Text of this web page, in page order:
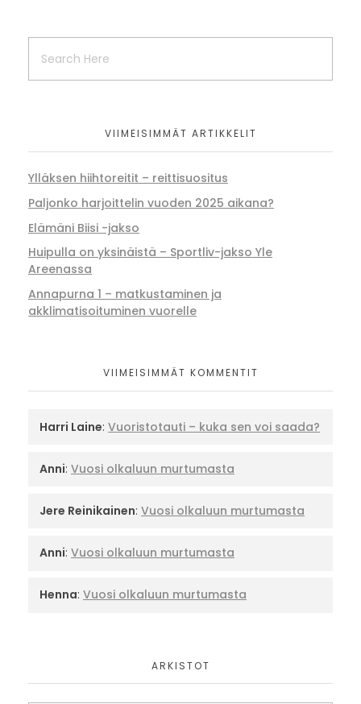
VIIMEISIMMÄT ARTIKKELIT
Ylläksen hiihtoreitit – reittisuositus
Paljonko harjoittelin vuoden 2025 aikana?
Elämäni Biisi -jakso
Huipulla on yksinäistä – Sportliv-jakso Yle
Areenassa
Annapurna 1 – matkustaminen ja
akklimatisoituminen vuorelle
VIIMEISIMMÄT KOMMENTIT
Harri Laine: Vuoristotauti – kuka sen voi saada?
Anni: Vuosi olkaluun murtumasta
Jere Reinikainen: Vuosi olkaluun murtumasta
Anni: Vuosi olkaluun murtumasta
Henna: Vuosi olkaluun murtumasta
ARKISTOT